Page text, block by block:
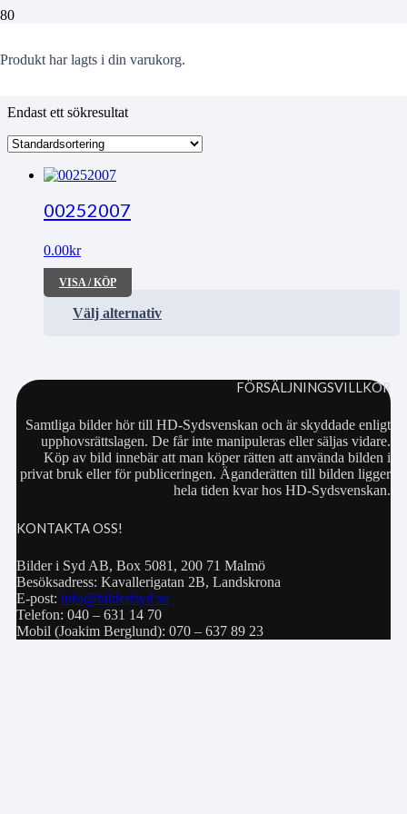
Produkt har lagts i din varukorg.
Nobeltorget
Endast ett sökresultat
00252007
0.00kr
VISA / KÖP
Välj alternativ
FÖRSÄLJNINGSVILLKOR
Samtliga bilder hör till HD-Sydsvenskan och är skyddade enligt
upphovsrättslagen. De får inte manipuleras eller säljas vidare.
Köp av bild innebär att man köper rätten att använda bilden i
privat bruk eller för publiceringen. Äganderätten till bilden ligger
hela tiden kvar hos HD-Sydsvenskan.
KONTAKTA OSS!
Bilder i Syd AB, Box 5081, 200 71 Malmö
Besöksadress: Kavallerigatan 2B, Landskrona
E-post: info@bilderisyd.se
Telefon: 040 – 631 14 70
Mobil (Joakim Berglund): 070 – 637 89 23